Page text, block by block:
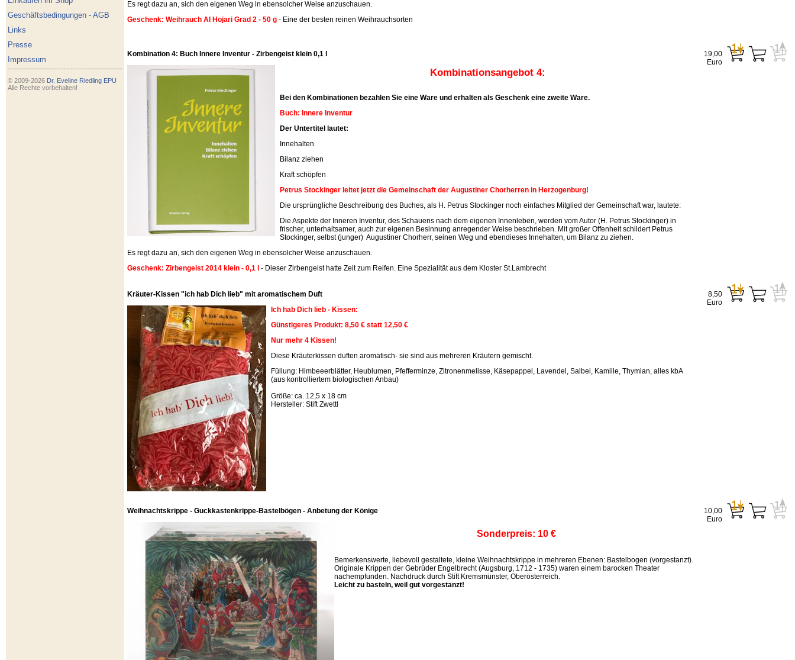
Geschäftsbedingungen - AGB
Links
Presse
Impressum
© 2009-2026 Dr. Eveline Riedling EPU
Alle Rechte vorbehalten!
Es regt dazu an, sich den eigenen Weg in ebensolcher Weise anzuschauen.
Geschenk: Weihrauch Al Hojari Grad 2 - 50 g - Eine der besten reinen Weihrauchsorten
Kombination 4: Buch Innere Inventur - Zirbengeist klein 0,1 l
Kombinationsangebot 4:
Bei den Kombinationen bezahlen Sie eine Ware und erhalten als Geschenk eine zweite Ware.
Buch: Innere Inventur
Der Untertitel lautet:
Innehalten
Bilanz ziehen
Kraft schöpfen
Petrus Stockinger leitet jetzt die Gemeinschaft der Augustiner Chorherren in Herzogenburg!
Die ursprüngliche Beschreibung des Buches, als H. Petrus Stockinger noch einfaches Mitglied der Gemeinschaft war, lautete:
Die Aspekte der Inneren Inventur, des Schauens nach dem eigenen Innenleben, werden vom Autor (H. Petrus Stockinger) in
frischer, unterhaltsamer, auch zur eigenen Besinnung anregender Weise beschrieben. Mit großer Offenheit schildert Petrus
Stockinger, selbst (junger) Augustiner Chorherr, seinen Weg und ebendieses Innehalten, um Bilanz zu ziehen.
Es regt dazu an, sich den eigenen Weg in ebensolcher Weise anzuschauen.
Geschenk: Zirbengeist 2014 klein - 0,1 l - Dieser Zirbengeist hatte Zeit zum Reifen. Eine Spezialität aus dem Kloster St.Lambrecht
19,00
Euro
Kräuter-Kissen "ich hab Dich lieb" mit aromatischem Duft
Ich hab Dich lieb - Kissen:
Günstigeres Produkt: 8,50 € statt 12,50 €
Nur mehr 4 Kissen!
Diese Kräuterkissen duften aromatisch- sie sind aus mehreren Kräutern gemischt.
Füllung: Himbeeerblätter, Heublumen, Pfefferminze, Zitronenmelisse, Käsepappel, Lavendel, Salbei, Kamille, Thymian, alles kbA
(aus kontrolliertem biologischen Anbau)
Größe: ca. 12,5 x 18 cm
Hersteller: Stift Zwettl
8,50
Euro
Weihnachtskrippe - Guckkastenkrippe-Bastelbögen - Anbetung der Könige
Sonderpreis: 10 €
Bemerkenswerte, liebevoll gestaltete, kleine Weihnachtskrippe in mehreren Ebenen: Bastelbogen (vorgestanzt).
Originale Krippen der Gebrüder Engelbrecht (Augsburg, 1712 - 1735) waren einem barocken Theater
nachempfunden. Nachdruck durch Stift Kremsmünster, Oberösterreich.
Leicht zu basteln, weil gut vorgestanzt!
10,00
Euro